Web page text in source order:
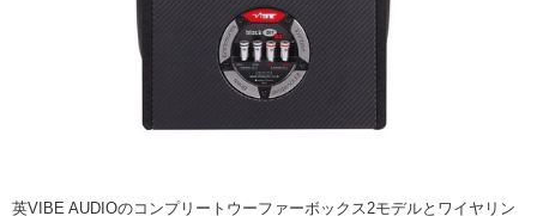
英VIBE AUDIOのコンプリートウーファーボックス2モデルとワイヤリン